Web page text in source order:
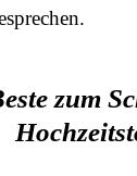
zum